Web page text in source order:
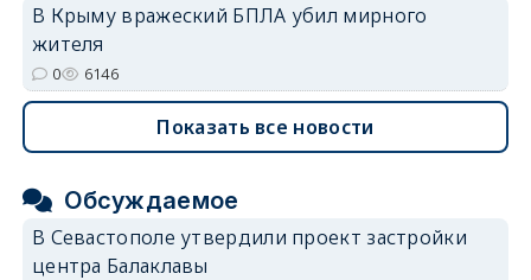
В Крыму вражеский БПЛА убил мирного
жителя
0 6146
Показать все новости
Обсуждаемое
В Севастополе утвердили проект застройки
центра Балаклавы